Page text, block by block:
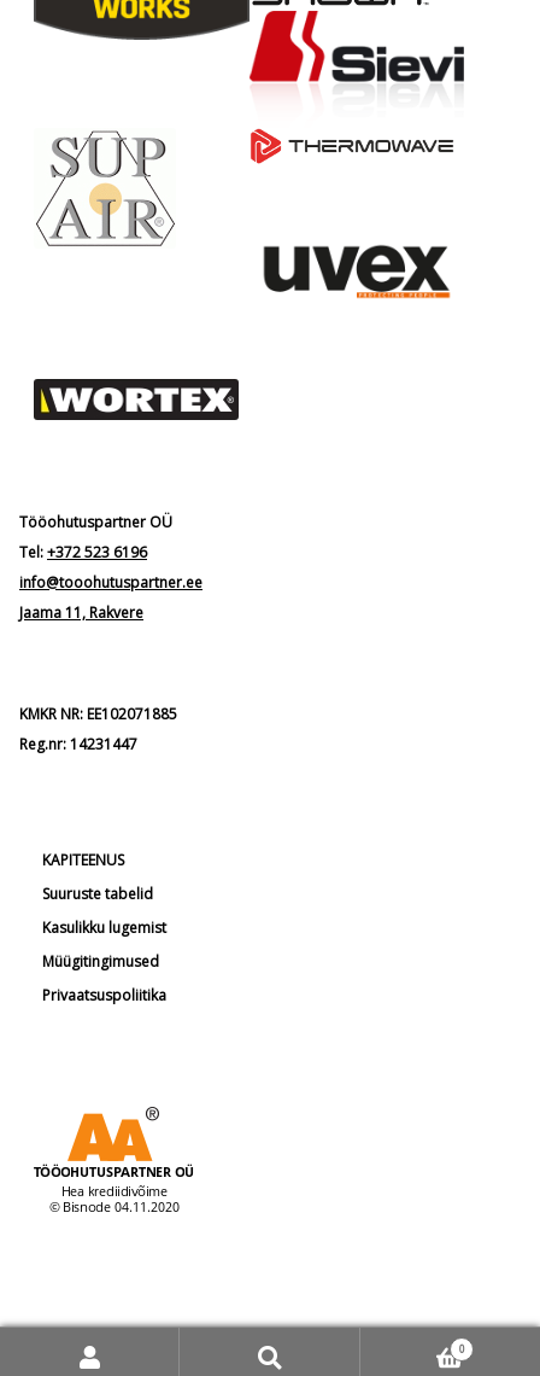
Tööohutuspartner OÜ
Tel:+372 523 6196
info@tooohutuspartner.ee
Jaama 11, Rakvere
KMKR NR: EE102071885
Reg.nr: 14231447
KAPITEENUS
Suuruste tabelid
Kasulikku lugemist
Müügitingimused
Privaatsuspoliitika
© Tööohutuspartner 2026 0